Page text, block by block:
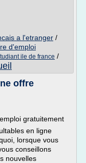
a l'etranger /
d'emploi
ile de france /
offre
gratuitement
en ligne
lorsque vous
conseillons
nouvelles